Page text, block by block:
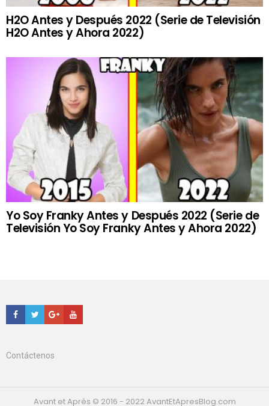
H2O Antes y Después 2022 (Serie de Televisión
H2O Antes y Ahora 2022)
Yo Soy Franky Antes y Después 2022 (Serie de
Televisión Yo Soy Franky Antes y Ahora 2022)
Facebook
TwitterGoogle+Youtube
Contáctenos
Avant et Après © 2016 - 2022 AvantEtApresBlog.com